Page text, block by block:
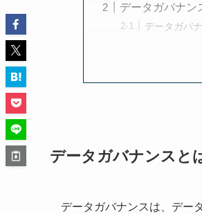
データガバナン
データガバ
データガバナンスと
データガバナンスは、デー